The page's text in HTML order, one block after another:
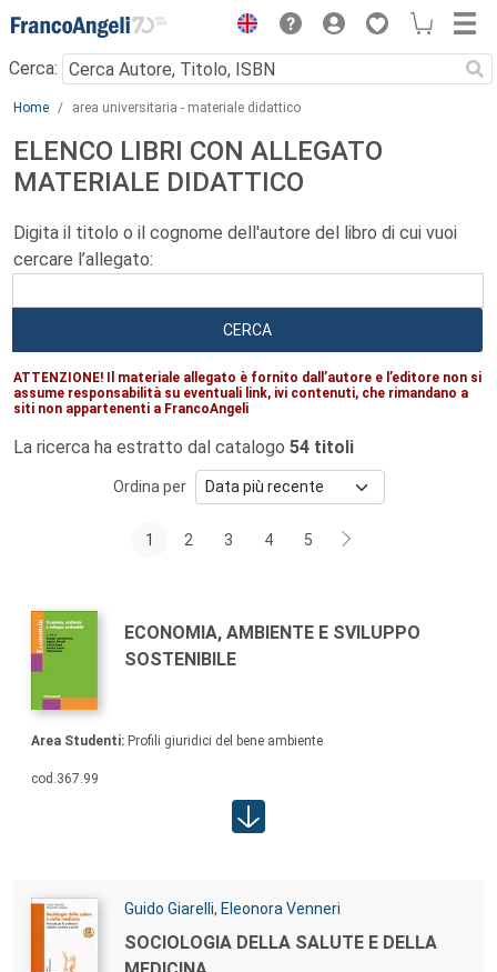
Menu
Cerca:
Main content
Home area universitaria - materiale didattico
ELENCO LIBRI CON ALLEGATO
MATERIALE DIDATTICO
Digita il titolo o il cognome dell'autore del libro di cui vuoi
cercare l’allegato:
CERCA
ATTENZIONE! Il materiale allegato è fornito dall’autore e l’editore non si
assume responsabilità su eventuali link, ivi contenuti, che rimandano a
siti non appartenenti a FrancoAngeli
La ricerca ha estratto dal catalogo 54 titoli
Ordina per
1 2 3 4 5
TITOLO:
ECONOMIA, AMBIENTE E SVILUPPO
SOSTENIBILE
Contenuti allegato:
Area Studenti: Profili giuridici del bene ambiente
cod.367.99
Autori:
Guido Giarelli, Eleonora Venneri
TITOLO:
SOCIOLOGIA DELLA SALUTE E DELLA